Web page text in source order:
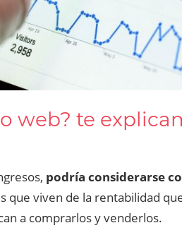
web? te
podría considerarse
que viven de la rentabilidad
a comprarlos y venderlos.